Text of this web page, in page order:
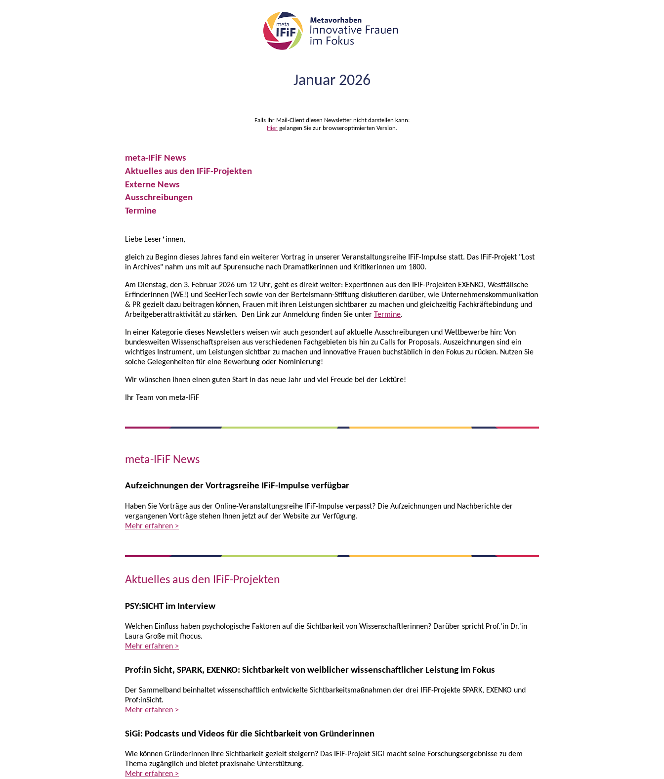
Januar 2026
Falls Ihr Mail-Client diesen Newsletter nicht darstellen kann:
Hier gelangen Sie zur browseroptimierten Version.
meta-IFiF News
Aktuelles aus den IFiF-Projekten
Externe News
Ausschreibungen
Termine
Liebe Leser*innen,
gleich zu Beginn dieses Jahres fand ein weiterer Vortrag in unserer Veranstaltungsreihe IFiF-Impulse statt. Das IFiF-Projekt "Lost
in Archives" nahm uns mit auf Spurensuche nach Dramatikerinnen und Kritikerinnen um 1800.
Am Dienstag, den 3. Februar 2026 um 12 Uhr, geht es direkt weiter: Expertinnen aus den IFiF-Projekten EXENKO, Westfälische
Erfinderinnen (WE!) und SeeHerTech sowie von der Bertelsmann-Stiftung diskutieren darüber, wie Unternehmenskommunikation
& PR gezielt dazu beitragen können, Frauen mit ihren Leistungen sichtbarer zu machen und gleichzeitig Fachkräftebindung und
Arbeitgeberattraktivität zu stärken. Den Link zur Anmeldung finden Sie unter Termine.
In einer Kategorie dieses Newsletters weisen wir auch gesondert auf aktuelle Ausschreibungen und Wettbewerbe hin: Von
bundesweiten Wissenschaftspreisen aus verschiedenen Fachgebieten bis hin zu Calls for Proposals. Auszeichnungen sind ein
wichtiges Instrument, um Leistungen sichtbar zu machen und innovative Frauen buchstäblich in den Fokus zu rücken. Nutzen Sie
solche Gelegenheiten für eine Bewerbung oder Nominierung!
Wir wünschen Ihnen einen guten Start in das neue Jahr und viel Freude bei der Lektüre!
Ihr Team von meta‑IFiF
meta-IFiF News
Aufzeichnungen der Vortragsreihe IFiF-Impulse verfügbar
Haben Sie Vorträge aus der Online-Veranstaltungsreihe IFiF-Impulse verpasst? Die Aufzeichnungen und Nachberichte der
vergangenen Vorträge stehen Ihnen jetzt auf der Website zur Verfügung.
Mehr erfahren >
Aktuelles aus den IFiF-Projekten
PSY:SICHT im Interview
Welchen Einfluss haben psychologische Faktoren auf die Sichtbarkeit von Wissenschaftlerinnen? Darüber spricht Prof.'in Dr.'in
Laura Große mit fhocus.
Mehr erfahren >
Prof:in Sicht, SPARK, EXENKO: Sichtbarkeit von weiblicher wissenschaftlicher Leistung im Fokus
Der Sammelband beinhaltet wissenschaftlich entwickelte Sichtbarkeitsmaßnahmen der drei IFiF-Projekte SPARK, EXENKO und
Prof:inSicht.
Mehr erfahren >
SiGi: Podcasts und Videos für die Sichtbarkeit von Gründerinnen
Wie können Gründerinnen ihre Sichtbarkeit gezielt steigern? Das IFiF-Projekt SiGi macht seine Forschungsergebnisse zu dem
Thema zugänglich und bietet praxisnahe Unterstützung.
Mehr erfahren >